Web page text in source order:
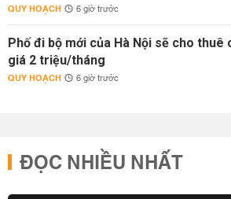
QUY HOẠCH 6 giờ trước
Phố đi bộ mới của Hà Nội sẽ cho thuê
giá 2 triệu/tháng
QUY HOẠCH 6 giờ trước
ĐỌC NHIỀU NHẤT